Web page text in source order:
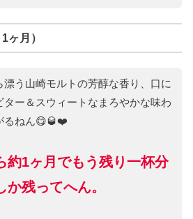
ヶ月）
漂う山崎モルトの芳醇な香り、口に
ター＆スウィートなまろやかな味わ
るねん😋🥃❤️
約1ヶ月でもう残り一杯分
か残ってへん。